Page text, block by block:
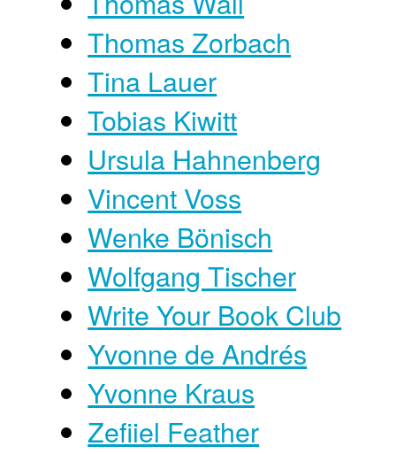
Thomas Zorbach
Tina Lauer
Tobias Kiwitt
Ursula Hahnenberg
Vincent Voss
Wenke Bönisch
Wolfgang Tischer
Write Your Book Club
Yvonne de Andrés
Yvonne Kraus
Zefiiel Feather